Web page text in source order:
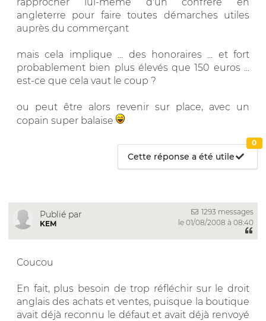
angleterre pour faire toutes démarches utiles
auprès du commerçant
mais cela implique ... des honoraires ... et fort
probablement bien plus élevés que 150 euros ...
est-ce que cela vaut le coup ?
ou peut être alors revenir sur place, avec un
copain super balaise
Cette réponse a été utile
0
Publié par
KEM
1293 messages
le 01/08/2008 à 08:40
Coucou
En fait, plus besoin de trop réfléchir sur le droit
anglais des achats et ventes, puisque la boutique
avait déjà reconnu le défaut et avait déjà renvoyé